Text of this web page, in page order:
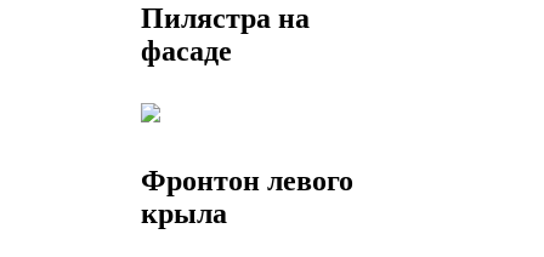
Пилястра на
фасаде
Фронтон левого
крыла